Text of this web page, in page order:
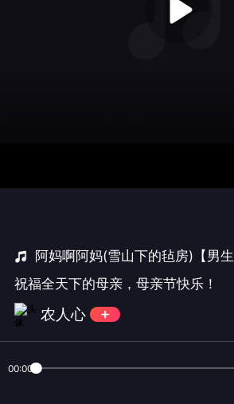
祝福全天下的母亲，母亲节快乐！
农人心
00:00